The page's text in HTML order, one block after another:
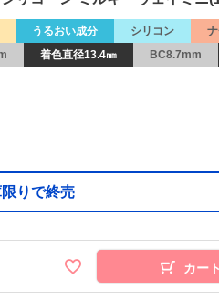
うるおい成分 シリコン
着色直径13.4㎜ BC8.7mm
りで終売
カー